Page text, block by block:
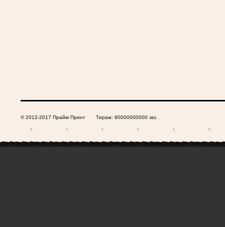
© 2012-2017 Прайм Принт Тираж: 90000000000 экз.